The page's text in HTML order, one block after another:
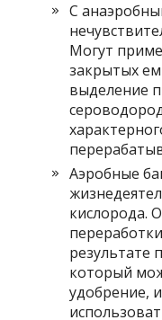
С
Могут
закрытых
выделение
Аэробные
кислорода.
результате
который
удобрение,